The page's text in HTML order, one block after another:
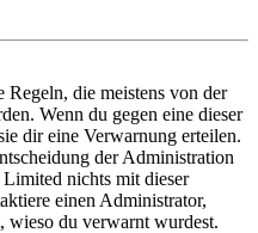
Regeln, die meistens von der
Wenn du gegen eine dieser
dir eine Verwarnung erteilen.
der Administration
nichts mit dieser
einen Administrator,
wieso du verwarnt wurdest.